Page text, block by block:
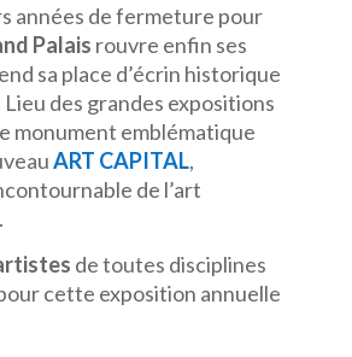
années de fermeture pour
Palais rouvre enfin ses
sa place d’écrin historique
Lieu des grandes expositions
monument emblématique
ART CAPITAL,
de l’art
de toutes disciplines
cette exposition annuelle